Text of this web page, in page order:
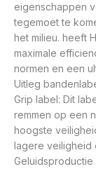
eigenschappen
tegemoet te
het milieu. heeft
maximale
normen en een
Uitleg
Grip label: Dit
remmen op een
hoogste
lagere veiligheid